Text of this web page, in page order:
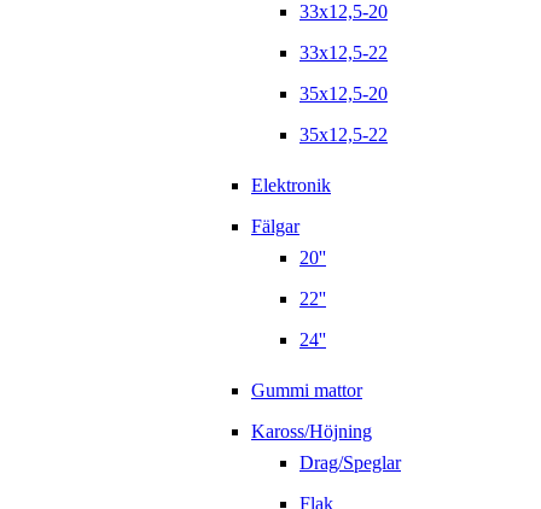
33x12,5-20
33x12,5-22
35x12,5-20
35x12,5-22
Elektronik
Fälgar
20''
22''
24''
Gummi mattor
Kaross/Höjning
Drag/Speglar
Flak